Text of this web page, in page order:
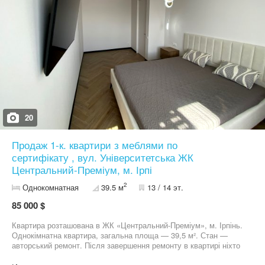
та спальні встановлені кондиціонери CH. У квартирі виконаний
якісний сучасний ремонт — можна заїжджати одразу після
покупки. Вартість — 80 000 $ Оформлення — 12% Квартира, яка
однаково добре підійде і для життя, і як інвестиція під оренду —
правильна площа, наповнення та локація.
20
Продаж 1-к. квартири з меблями по
сертифікату , вул. Університетська ЖК
Центральний-Преміум, м. Ірпі
Однокомнатная 39.5 м2 13 / 14 эт.
85 000 $
Квартира розташована в ЖК «Центральний-Преміум», м. Ірпінь.
Однокімнатна квартира, загальна площа — 39,5 м². Стан —
авторський ремонт. Після завершення ремонту в квартирі ніхто